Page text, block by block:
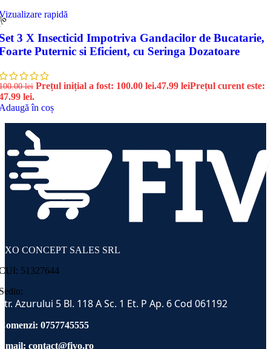
rapidă
3 X Insecticid Impotriva Gandacilor de Bucatarie,
Puternic si Eficient, cu Seringa Dozatoare
lei Prețul inițial a fost: 100.00 lei.47.99 leiPrețul curent este:
lei.
în coș
CONCEPT SALES SRL
51327644
Azurului 5 Bl. 118 A Sc. 1 Et. P Ap. 6 Cod 061192
0757745555
contact@fivo.ro